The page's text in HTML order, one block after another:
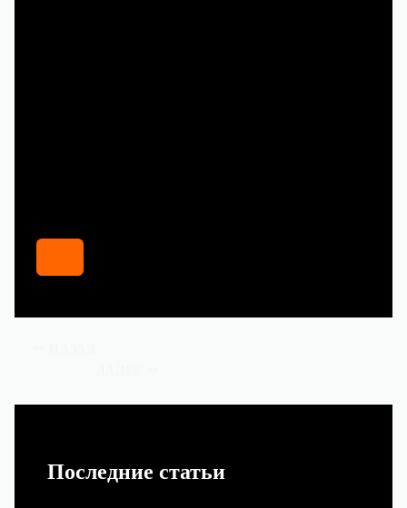
Последние статьи